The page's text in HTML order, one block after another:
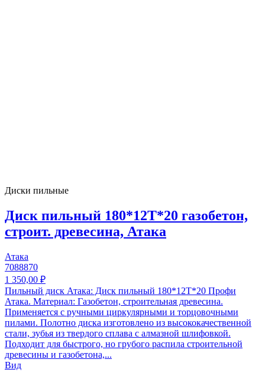
Диски пильные
Диск пильный 180*12T*20 газобетон,
строит. древесина, Атака
Атака
7088870
1 350,00 ₽
Пильный диск Атака: Диск пильный 180*12T*20 Профи
Атака. Материал: Газобетон, строительная древесина.
Применяется с ручными циркулярными и торцовочными
пилами. Полотно диска изготовлено из высококачественной
стали, зубья из твердого сплава с алмазной шлифовкой.
Подходит для быстрого, но грубого распила строительной
древесины и газобетона,...
Вид